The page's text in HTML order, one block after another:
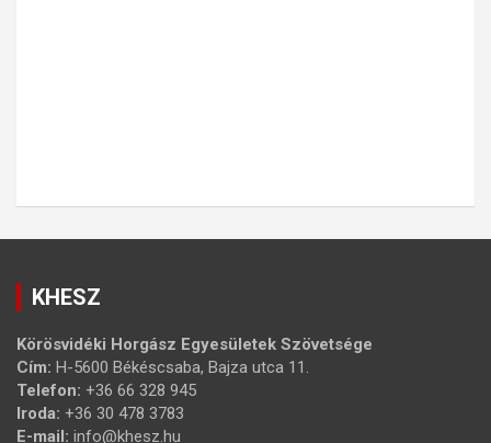
KHESZ
Körösvidéki Horgász Egyesületek Szövetsége
Cím: H-5600 Békéscsaba, Bajza utca 11.
Telefon: +36 66 328 945
Iroda: +36 30 478 3783
E-mail: info@khesz.hu